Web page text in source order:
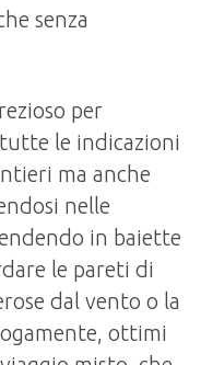
senza
per
le indicazioni
ma anche
nelle
in baiette
le pareti di
dal vento o la
ottimi